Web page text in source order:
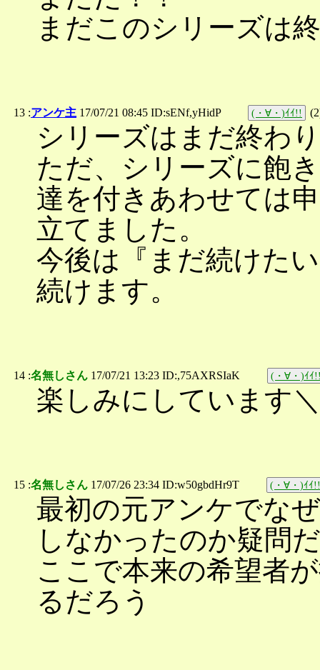
まだこのシリーズは
13 :アンケ主 17/07/21 08:45 ID:sENf,yHidP (・∀・)ｲｲ!! (2
シリーズはまだ終わ
ただ、シリーズに飽
達を付きあわせては
立てました。
今後は『まだ続けた
続けます。
14 :名無しさん 17/07/21 13:23 ID:,75AXRSIaK (・∀・)ｲｲ
楽しみにしています
15 :名無しさん 17/07/26 23:34 ID:w50gbdHr9T (・∀・)ｲｲ!!
最初の元アンケでな
しなかったのか疑問だ
ここで本来の希望者
るだろう